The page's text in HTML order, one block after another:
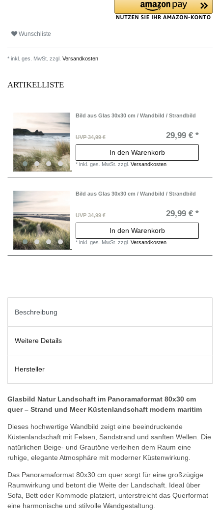
Wunschliste
* inkl. ges. MwSt. zzgl. Versandkosten
ARTIKELLISTE
Bild aus Glas 30x30 cm / Wandbild / Strandbild
UVP 34,99 € 29,99 € *
In den Warenkorb
*inkl. ges. MwSt. zzgl.Versandkosten
Bild aus Glas 30x30 cm / Wandbild / Strandbild
UVP 34,99 € 29,99 € *
In den Warenkorb
*inkl. ges. MwSt. zzgl.Versandkosten
Beschreibung
Weitere Details
Hersteller
Glasbild Natur Landschaft im Panoramaformat 80x30 cm
quer – Strand und Meer Küstenlandschaft modern maritim
Dieses hochwertige Wandbild zeigt eine beeindruckende
Küstenlandschaft mit Felsen, Sandstrand und sanften Wellen. Die
natürlichen Beige- und Grautöne verleihen dem Raum eine
ruhige, elegante Atmosphäre mit moderner Küstenwirkung.
Das Panoramaformat 80x30 cm quer sorgt für eine großzügige
Raumwirkung und betont die Weite der Landschaft. Ideal über
Sofa, Bett oder Kommode platziert, unterstreicht das Querformat
eine harmonische und stilvolle Wandgestaltung.